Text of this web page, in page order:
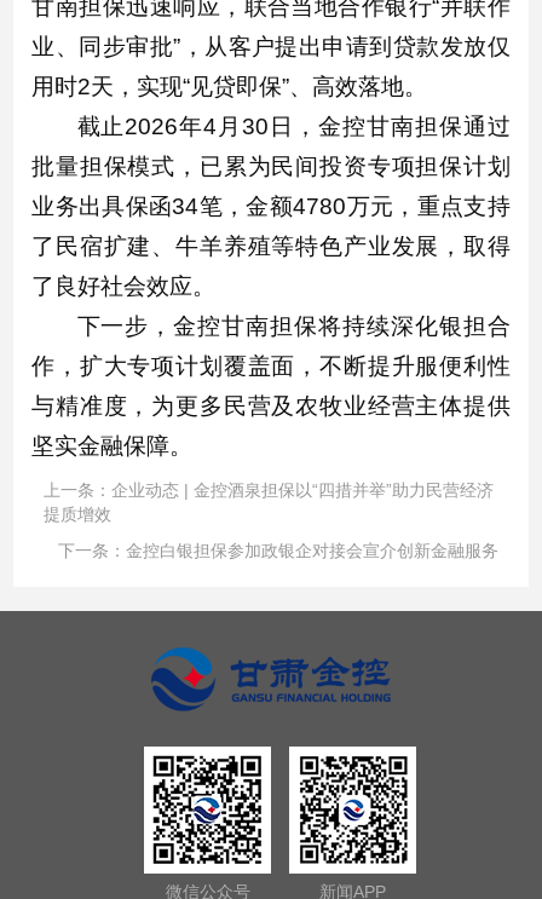
甘南担保迅速响应，联合当地合作银行“并联作
业、同步审批”，从客户提出申请到贷款发放仅
用时2天，实现“见贷即保”、高效落地。
截止2026年4月30日，金控甘南担保通过
批量担保模式，已累为民间投资专项担保计划
业务出具保函34笔，金额4780万元，重点支持
了民宿扩建、牛羊养殖等特色产业发展，取得
了良好社会效应。
下一步，金控甘南担保将持续深化银担合
作，扩大专项计划覆盖面，不断提升服便利性
与精准度，为更多民营及农牧业经营主体提供
坚实金融保障。
上一条：企业动态 | 金控酒泉担保以“四措并举”助力民营经济
提质增效
下一条： 金控白银担保参加政银企对接会宣介创新金融服务
微信公众号 新闻APP